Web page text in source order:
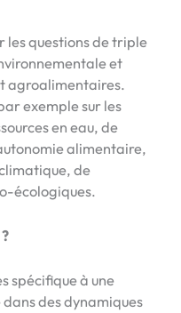
les questions de triple
et
agroalimentaires.
exemple sur les
en eau, de
alimentaire,
de
écologiques.
spécifique à une
des dynamiques